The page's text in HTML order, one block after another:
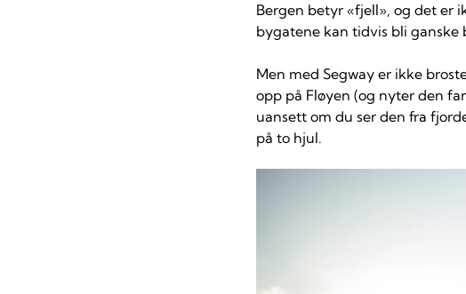
Bergen betyr «fjell», og det er
bygatene kan tidvis bli
Men med Segway er ikke
opp på Fløyen (og nyter den
uansett om du ser den fra
på to hjul.